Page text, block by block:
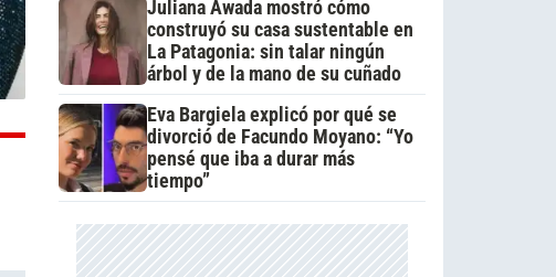
Juliana Awada mostró cómo
construyó su casa sustentable en
La Patagonia: sin talar ningún
árbol y de la mano de su cuñado
Eva Bargiela explicó por qué se
divorció de Facundo Moyano: “Yo
pensé que iba a durar más
tiempo”